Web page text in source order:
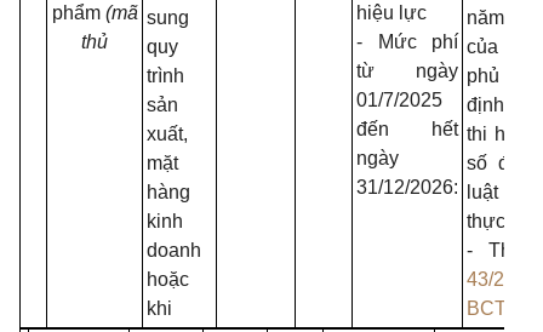
năm
của
phủ
định
thi hành
số điều
luật an
thực
-
43/
BCT
phẩm (mã
thủ
sung
quy
trình
sản
xuất,
mặt
hàng
kinh
doanh
hoặc
khi
hiệu lực
- Mức phí
từ ngày
01/7/2025
đến hết
ngày
31/12/2026: